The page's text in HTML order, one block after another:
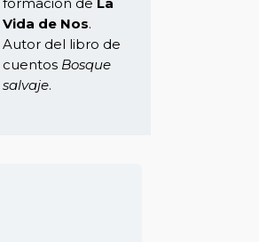
Vida de Nos.
Autor del libro de
cuentos Bosque
salvaje.